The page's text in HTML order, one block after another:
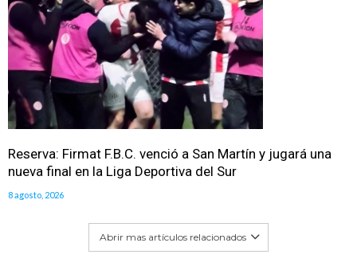
Reserva: Firmat F.B.C. venció a San Martín y jugará una
nueva final en la Liga Deportiva del Sur
8 agosto, 2026
Abrir mas artículos relacionados